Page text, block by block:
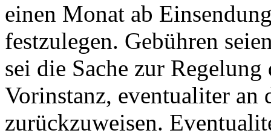
einen Monat ab
festzulegen. Gebühren
sei die Sache zur
Vorinstanz, eventualiter
zurückzuweisen.